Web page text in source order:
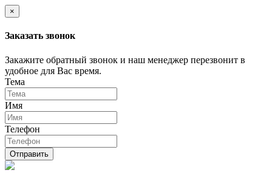
×
Заказать звонок
Закажите обратный звонок и наш менеджер перезвонит в
удобное для Вас время.
Тема
Имя
Телефон
Отправить